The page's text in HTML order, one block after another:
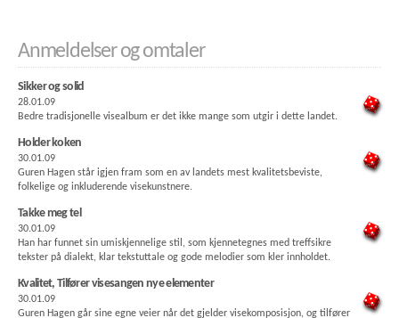
Anmeldelser og omtaler
Sikker og solid
28.01.09
Bedre tradisjonelle visealbum er det ikke mange som utgir i dette landet.
Holder koken
30.01.09
Guren Hagen står igjen fram som en av landets mest kvalitetsbeviste,
folkelige og inkluderende visekunstnere.
Takke meg tel
30.01.09
Han har funnet sin umiskjennelige stil, som kjennetegnes med treffsikre
tekster på dialekt, klar tekstuttale og gode melodier som kler innholdet.
Kvalitet, Tilfører visesangen nye elementer
30.01.09
Guren Hagen går sine egne veier når det gjelder visekomposisjon, og tilfører